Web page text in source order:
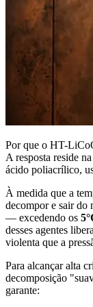
Por que o HT-
A resposta reside
ácido poliacrílico,
À medida que a
decompor e sair do
— excedendo os
desses agentes
violenta que a
Para alcançar alta
decomposição
garante: